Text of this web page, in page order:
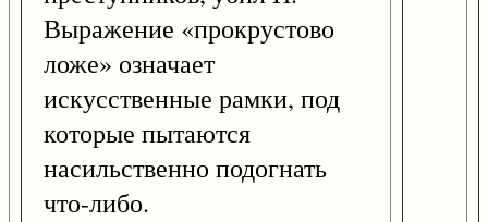
Выражение «прокрустово
ложе» означает
искусственные рамки, под
которые пытаются
насильственно подогнать
что-либо.